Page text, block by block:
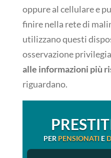
oppure al cellulare e
finire nella rete di
utilizzano questi
osservazione
alle informazioni più
riguardano.
PER PENSIONATI E